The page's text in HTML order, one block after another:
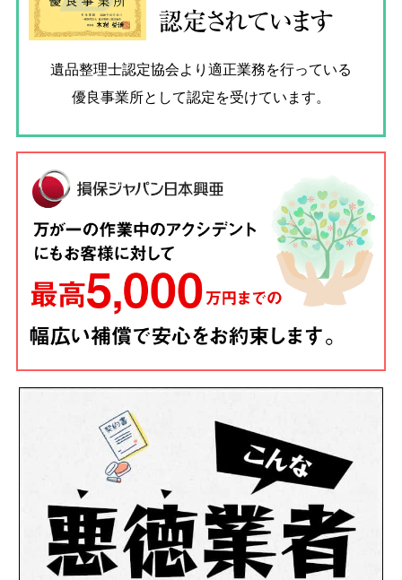
認定されています
遺品整理士認定協会より適正業務を行っている
優良事業所として認定を受けています。